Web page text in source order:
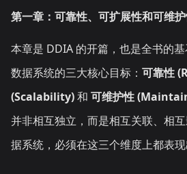
第一章：可靠性、可扩展性和可维
本章是 DDIA 的开篇，也是全书的
数据系统的三大核心目标： 可靠性
(Scalability)和 可维护性
并非相互独立，而是相互关联、相
据系统，必须在这三个维度上都表现